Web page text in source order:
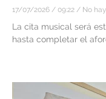
17/07/2026 09:22 No
La cita musical será
hasta completar el